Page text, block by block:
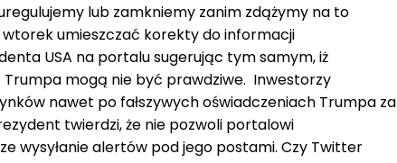
lub zamkniemy zanim zdążymy na to
umieszczać korekty do informacji
USA na portalu sugerując tym samym, iż
mogą nie być prawdziwe. Inwestorzy
nawet po fałszywych oświadczeniach Trumpa za
twierdzi, że nie pozwoli portalowi
wysyłanie alertów pod jego postami. Czy Twitter